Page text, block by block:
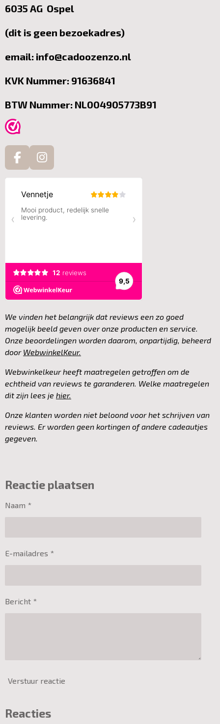
6035 AG Ospel
(dit is geen bezoekadres)
email: info@cadoozenzo.nl
KVK Nummer: 91636841
BTW Nummer: NL004905773B91
F
b
o
I
t
a
g
We vinden het belangrijk dat reviews een zo goed
mogelijk beeld geven over onze producten en service.
Onze beoordelingen worden daarom, onpartijdig, beheerd
door WebwinkelKeur.
Webwinkelkeur heeft maatregelen getroffen om de
echtheid van reviews te garanderen. Welke maatregelen
dit zijn lees je hier.
Onze klanten worden niet beloond voor het schrijven van
reviews. Er worden geen kortingen of andere cadeautjes
gegeven.
Reactie plaatsen
Naam *
E-mailadres *
Bericht *
Verstuur reactie
Reacties